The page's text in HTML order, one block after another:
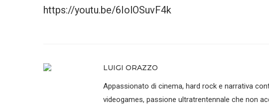
https://youtu.be/6IolOSuvF4k
LUIGI ORAZZO
Appassionato di cinema, hard rock e narrativa
videogames, passione ultratrentennale che non